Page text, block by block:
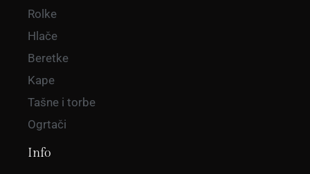
Rolke
Hlače
Beretke
Kape
Tašne i torbe
Ogrtači
Info